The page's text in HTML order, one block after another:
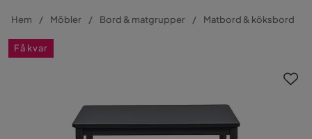
Hem Möbler Bord & matgrupper Matbord & köksbord
Få kvar